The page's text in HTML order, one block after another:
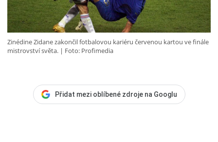
Zinédine Zidane zakončil fotbalovou kariéru červenou kartou ve finále
mistrovství světa.
Foto: Profimedia
Přidat mezi oblíbené zdroje na Googlu